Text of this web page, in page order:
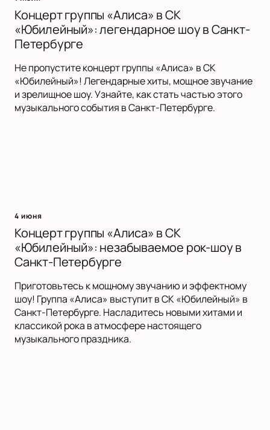
Концерт группы «Алиса» в СК
«Юбилейный»: легендарное шоу в Санкт-
Петербурге
Не пропустите концерт группы «Алиса» в СК
«Юбилейный»! Легендарные хиты, мощное звучание
и зрелищное шоу. Узнайте, как стать частью этого
музыкального события в Санкт-Петербурге.
4 июня
Концерт группы «Алиса» в СК
«Юбилейный»: незабываемое рок-шоу в
Санкт-Петербурге
Приготовьтесь к мощному звучанию и эффектному
шоу! Группа «Алиса» выступит в СК «Юбилейный» в
Санкт-Петербурге. Насладитесь новыми хитами и
классикой рока в атмосфере настоящего
музыкального праздника.